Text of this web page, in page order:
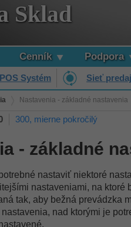
Sklad
Cenník Podpora
POS Systém Sieť
Nastavenia - základné nastavenia
300, mierne pokročilý
- základné
nastaviť niektoré
nastaveniami, na
tak, aby bežná prevádzka
nad ktorými je